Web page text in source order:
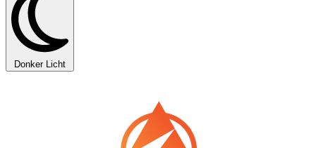
Donker Licht